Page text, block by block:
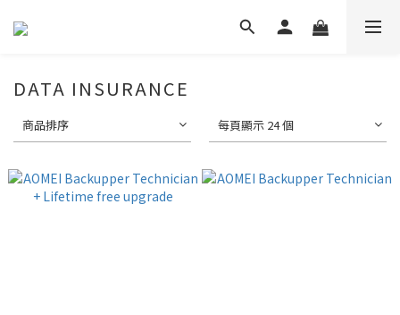
DATA INSURANCE
商品排序 每頁顯示 24 個